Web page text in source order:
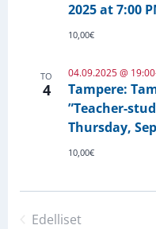
2025 at 7:00
10,00€
TO
4
Tampere:
”Teacher-
Thursday,
04.09.2025 @ 19:00
10,00€
Edelliset